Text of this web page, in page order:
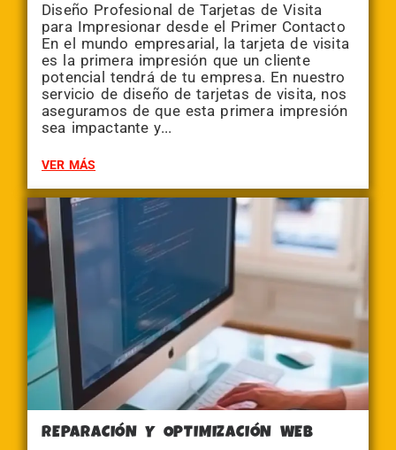
Diseño Profesional de Tarjetas de Visita
para Impresionar desde el Primer Contacto
En el mundo empresarial, la tarjeta de visita
es la primera impresión que un cliente
potencial tendrá de tu empresa. En nuestro
servicio de diseño de tarjetas de visita, nos
aseguramos de que esta primera impresión
sea impactante y...
VER MÁS
REPARACIÓN Y OPTIMIZACIÓN WEB